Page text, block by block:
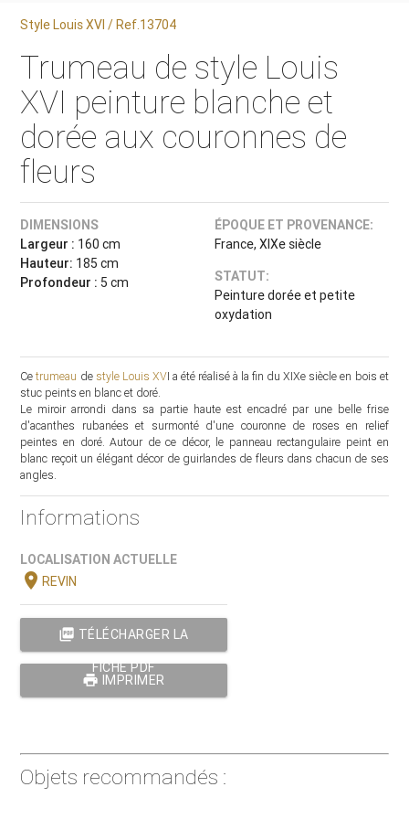
Style Louis XVI / Ref.13704
Trumeau de style Louis
XVI peinture blanche et
dorée aux couronnes de
fleurs
DIMENSIONS
Largeur : 160 cm
Hauteur: 185 cm
Profondeur : 5 cm
ÉPOQUE ET PROVENANCE:
France, XIXe siècle
STATUT:
Peinture dorée et petite
oxydation
Cetrumeau de style Louis XVI a été réalisé à la fin du XIXe siècle en bois et
stuc peints en blanc et doré.
Le miroir arrondi dans sa partie haute est encadré par une belle frise
d'acanthes rubanées et surmonté d'une couronne de roses en relief
peintes en doré. Autour de ce décor, le panneau rectangulaire peint en
blanc reçoit un élégant décor de guirlandes de fleurs dans chacun de ses
angles.
Informations
LOCALISATION ACTUELLE
location_onREVIN
picture_as_pdf TÉLÉCHARGER LA
FICHE PDF
print IMPRIMER
Objets recommandés :